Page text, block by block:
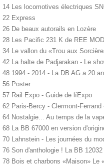
14 Les locomotives électriques
22 Express
26 De beaux autorails en Lozère
28 Les Pacific 231 K de REE
34 Le vallon du «Trou aux
42 La halte de Padjarakan - Le
48 1994 - 2014 - La DB AG a 20
56 Poster
57 Rail Expo - Guide de líExpo
62 Paris-Bercy - Clermont-
64 Nostalgie... Au temps de la
68 La BB 67000 en version
70 Lahnstein - Les journées du
76 Son d'anthologie ! La BB
78 Bois et charbons «Maison» Le